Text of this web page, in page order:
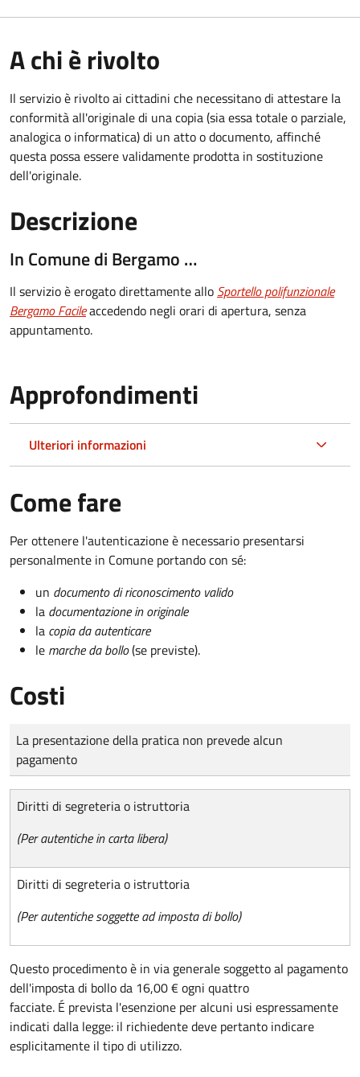
A chi è rivolto
Il servizio è rivolto ai cittadini che necessitano di attestare la
conformità all'originale di una copia (sia essa totale o parziale,
analogica o informatica) di un atto o documento, affinché
questa possa essere validamente prodotta in sostituzione
dell'originale.
Descrizione
In Comune di Bergamo …
Il servizio è erogato direttamente allo Sportello polifunzionale
Bergamo Facileaccedendo negli orari di apertura, senza
appuntamento.
Approfondimenti
Ulteriori informazioni
Come fare
Per ottenere l'autenticazione è necessario presentarsi
personalmente in Comune portando con sé:
un documento di riconoscimento valido
la documentazione in originale
la copia da autenticare
le marche da bollo(se previste).
Costi
Tipo di pagamento
Importo
La presentazione della pratica non prevede alcun
pagamento
Diritti di segreteria o istruttoria
(Per autentiche in carta libera)
Diritti di segreteria o istruttoria
(Per autentiche soggette ad imposta di bollo)
Questo procedimento è in via generale soggetto al pagamento
dell'imposta di bollo da 16,00 € ogni quattro
facciate. É prevista l'esenzione per alcuni usi espressamente
indicati dalla legge: il richiedente deve pertanto indicare
esplicitamente il tipo di utilizzo.